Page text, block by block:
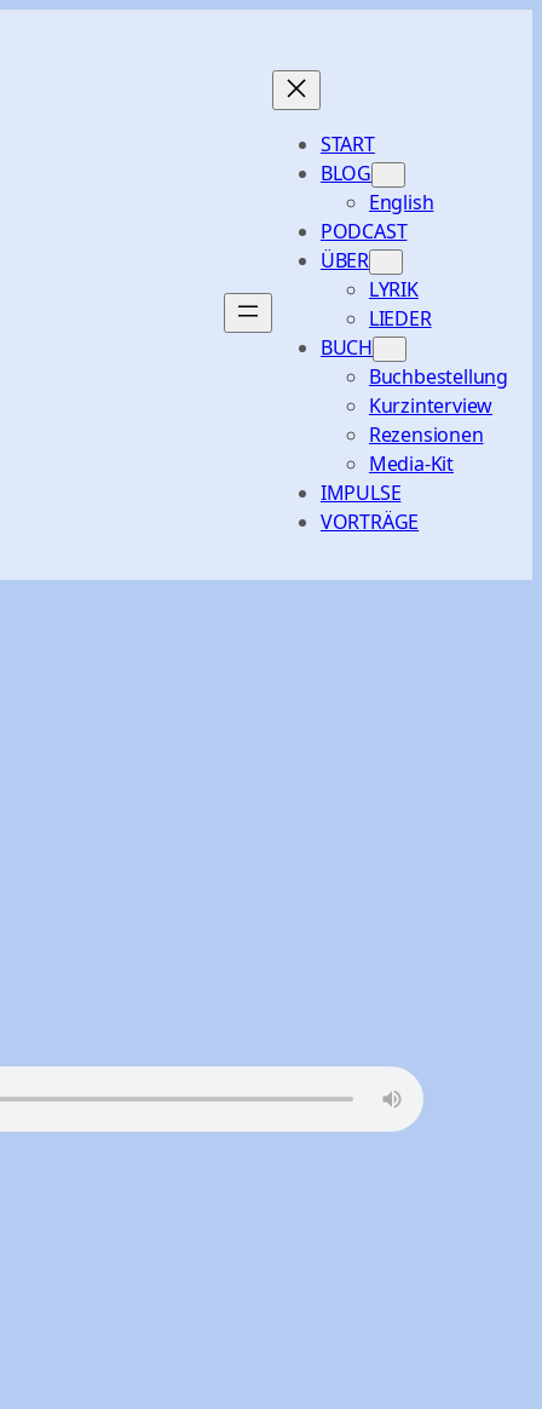
START
BLOG
English
PODCAST
ÜBER
LYRIK
LIEDER
BUCH
Buchbestellung
Kurzinterview
Rezensionen
Media-Kit
IMPULSE
VORTRÄGE